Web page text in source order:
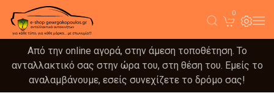
0
Από την online αγορά, στην άμεση τοποθέτηση. Το
ανταλλακτικό σας στην ώρα του, στη θέση του. Εμείς το
αναλαμβάνουμε, εσείς συνεχίζετε το δρόμο σας!